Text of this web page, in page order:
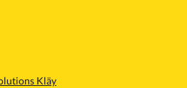
Kläy